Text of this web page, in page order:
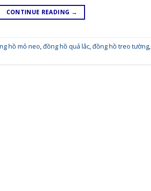
CONTINUE READING →
hồ mỏ neo,đồng hồ quả lắc,đồng hồ treo tường,